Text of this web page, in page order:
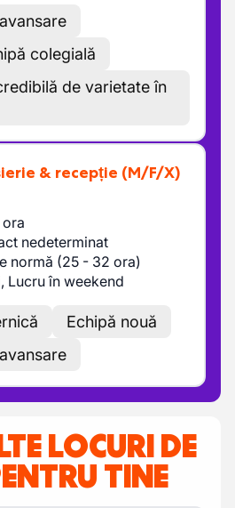
colegială
de varietate în
& recepție (M/F/X)
ora
nedeterminat
normă (25 - 32 ora)
Lucru în weekend
Echipă nouă
LOCURI DE
TINE